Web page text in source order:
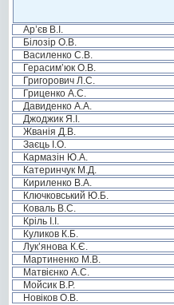
Ар’єв В.І.
Білозір О.В.
Василенко С.В.
Герасим’юк О.В.
Григорович Л.С.
Гриценко А.С.
Давиденко А.А.
Джоджик Я.І.
Жванія Д.В.
Заєць І.О.
Кармазін Ю.А.
Катеринчук М.Д.
Кириленко В.А.
Ключковський Ю.Б.
Коваль В.С.
Кріль І.І.
Куликов К.Б.
Лук’янова К.Є.
Мартиненко М.В.
Матвієнко А.С.
Мойсик В.Р.
Новіков О.В.